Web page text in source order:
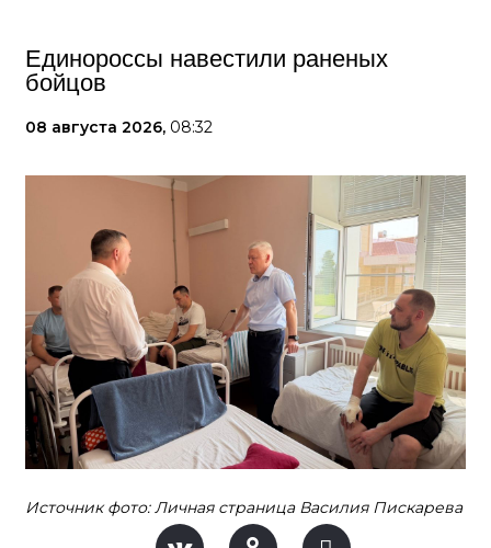
Единороссы навестили раненых
бойцов
08 августа 2026, 08:32
Источник фото: Личная страница Василия Пискарева